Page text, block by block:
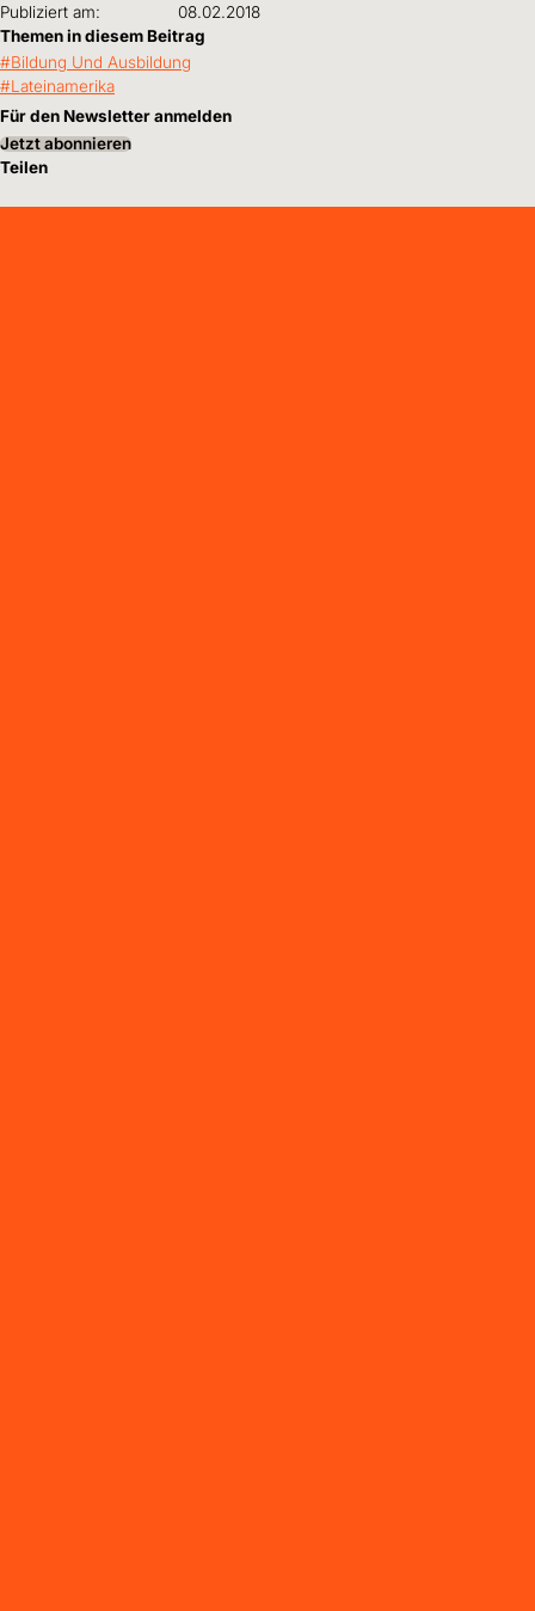
Publiziert am:
08.02.2018
Themen in diesem Beitrag
Bildung Und Ausbildung
Lateinamerika
Für den Newsletter anmelden
Jetzt abonnieren
Teilen